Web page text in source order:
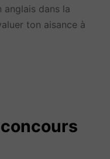
anglais dans la
ton aisance à